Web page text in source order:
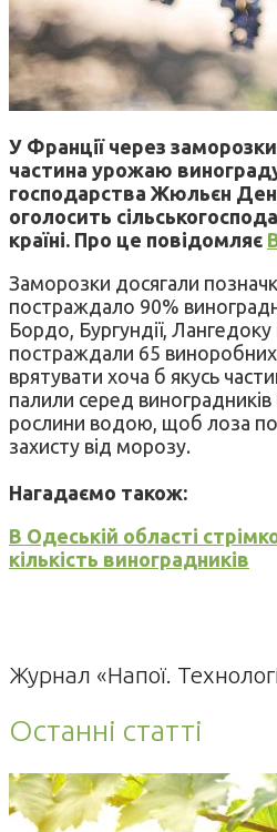
У Франції через
частина урожаю
господарства Жюльєн
оголосить
країні. Про це повідомляє
Заморозки досягали
постраждало 90%
Бордо, Бургундії,
постраждали 65
врятувати хоча б якусь
палили серед
рослини водою, щоб лоза
захисту від морозу.
Нагадаємо також:
В Одеській області
кількість виноградників
Журнал «Напої.
Останні статті